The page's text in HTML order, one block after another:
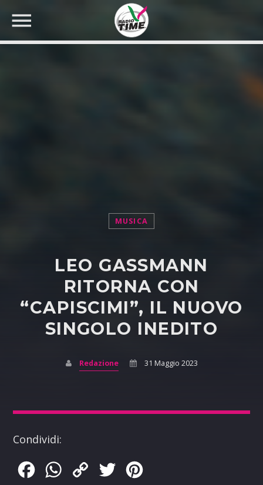
MUSICA
LEO GASSMANN
RITORNA CON
“CAPISCIMI”, IL NUOVO
SINGOLO INEDITO
Redazione 31 Maggio 2023
Condividi:
FacebookWhatsApp
Copy
Twitter